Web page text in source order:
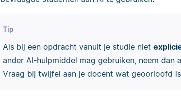
Tip
Als bij een opdracht vanuit je studie niet
ander AI-hulpmiddel mag gebruiken, neem
Vraag bij twijfel aan je docent wat geoorloofd